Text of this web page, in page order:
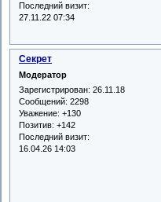
Последний визит:
27.11.22 07:34
Секрет
Модератор
Зарегистрирован: 26.11.18
Сообщений: 2298
Уважение: +130
Позитив: +142
Последний визит:
16.04.26 14:03